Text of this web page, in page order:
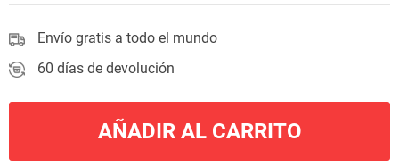
Envío gratis a todo el mundo
60 días de devolución
AÑADIR AL CARRITO